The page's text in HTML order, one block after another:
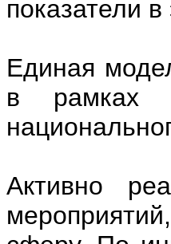
показатели
Единая
в рамках
Активно